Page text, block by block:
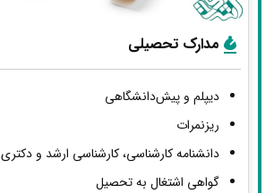
مدارک تحصیلی
دیپلم و پیش‌دانشگاهی
ریزنمرات
دانشنامه کارشناسی، کارشناسی ارشد و دکتری
گواهی اشتغال به تحصیل